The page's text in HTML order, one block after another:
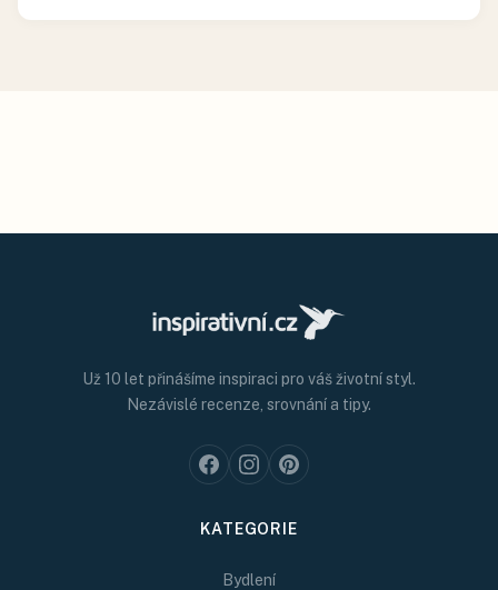
Už 10 let přinášíme inspiraci pro váš životní styl.
Nezávislé recenze, srovnání a tipy.
KATEGORIE
Bydlení